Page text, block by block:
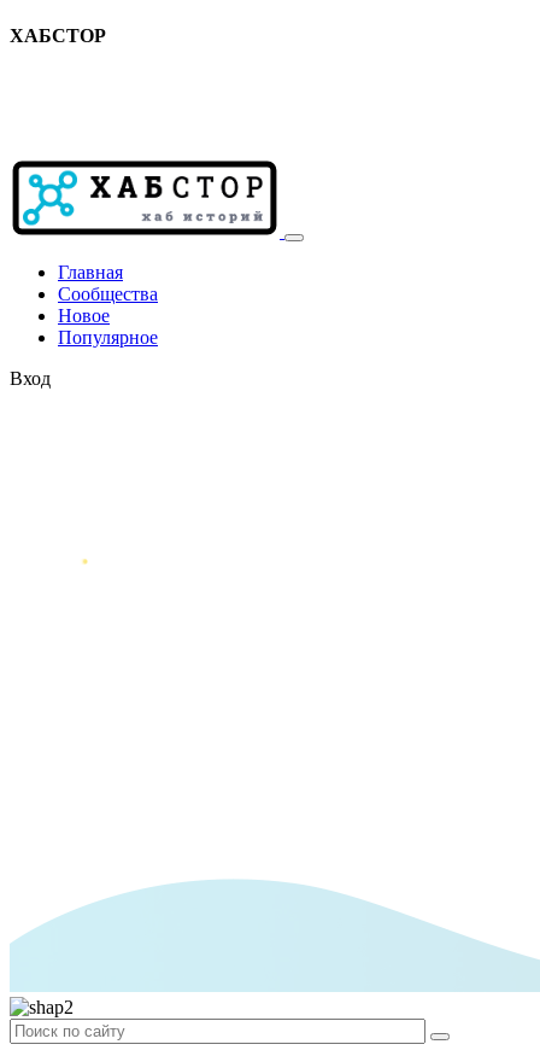
ХАБСТОР
Главная
Сообщества
Новое
Популярное
Вход